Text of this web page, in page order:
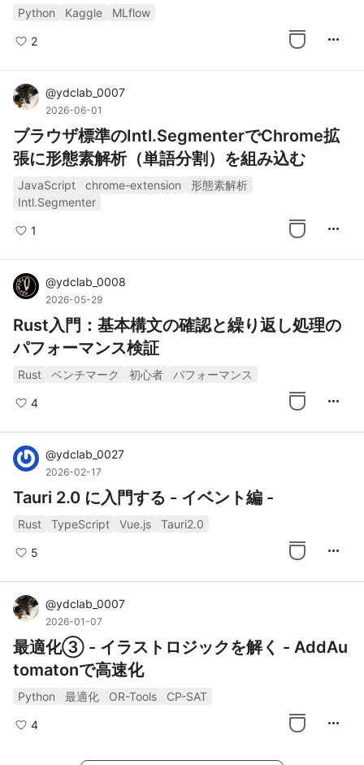
Python Kaggle MLflow
2 more_horiz
@ydclab_0007
2026-06-01
ブラウザ標準のIntl.SegmenterでChrome拡
張に形態素解析（単語分割）を組み込む
JavaScript chrome-extension
形態素解析
Intl.Segmenter
1 more_horiz
@ydclab_0008
2026-05-29
Rust入門：基本構文の確認と繰り返し処理の
パフォーマンス検証
Rust ベンチマーク 初心者 パフォーマンス
4 more_horiz
@ydclab_0027
2026-02-17
Tauri 2.0 に入門する - イベント編 -
Rust TypeScript Vue.js Tauri2.0
5 more_horiz
@ydclab_0007
2026-01-07
最適化③ - イラストロジックを解く - AddAu
tomatonで高速化
Python 最適化 OR-Tools CP-SAT
4 more_horiz